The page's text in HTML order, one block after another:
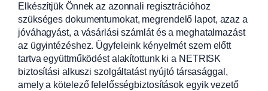
Elkészítjük Önnek az azonnali regisztrációhoz
szükséges dokumentumokat, megrendelő lapot, azaz a
jóváhagyást, a vásárlási számlát és a meghatalmazást
az ügyintézéshez. Ügyfeleink kényelmét szem előtt
tartva együttműködést alakítottunk ki a NETRISK
biztosítási alkuszi szolgáltatást nyújtó társasággal,
amely a kötelező felelősségbiztosítások egyik vezető